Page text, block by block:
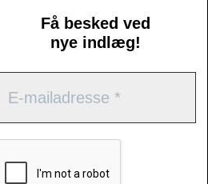
Få besked ved
nye indlæg!